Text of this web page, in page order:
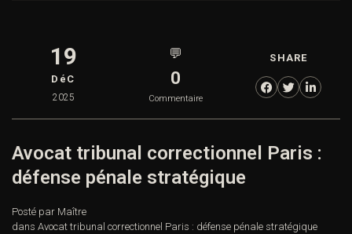
19
DéC
2025
💬
0
Commentaire
SHARE
Avocat tribunal correctionnel Paris :
défense pénale stratégique
Posté par Maître
dans Avocat tribunal correctionnel Paris : défense pénale stratégique